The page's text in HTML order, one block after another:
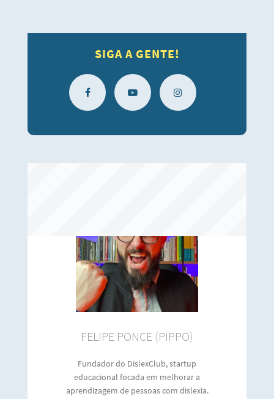
SIGA A GENTE!
FELIPE PONCE (PIPPO)
Fundador do DislexClub, startup
educacional focada em melhorar a
aprendizagem de pessoas com dislexia.